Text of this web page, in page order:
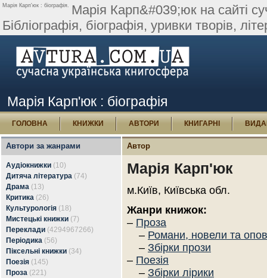
Марія Карп'юк : біографія. Марія Карп&#039;юк на сайті
Бібліографія, біографія, уривки творів,
Марія Карп'юк : біографія
ГОЛОВНА КНИЖКИ АВТОРИ КНИГАРНІ
Автори за жанрами
Аудіокнижки (10)
Дитяча література (74)
Драма (13)
Критика (26)
Культурологія (18)
Мистецькі книжки (7)
Переклади (4294967266)
Періодика (56)
Піксельні книжки (34)
Поезія (145)
Проза (221)
Автор
Марія Карп'юк
м.Київ, Київська обл.
Жанри книжок:
– Проза
– Романи, новели та
– Збірки прози
– Поезія
– Збірки лірики